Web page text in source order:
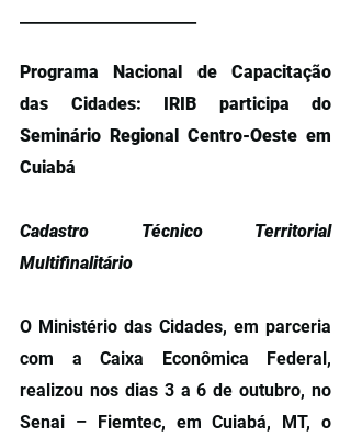
Programa Nacional de Capacitação
das Cidades: IRIB participa do
Seminário Regional Centro-Oeste em
Cuiabá
Cadastro Técnico Territorial
Multifinalitário
O Ministério das Cidades, em parceria
com a Caixa Econômica Federal,
realizou nos dias 3 a 6 de outubro, no
Senai – Fiemtec, em Cuiabá, MT, o